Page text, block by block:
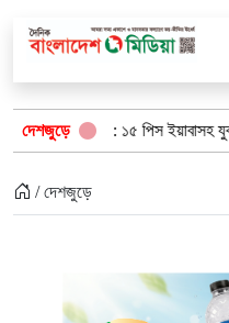
দেশজুড়ে
১৫ পিস ইয়াবাসহ যুবক গ্রেপ্তার
/ দেশজুড়ে